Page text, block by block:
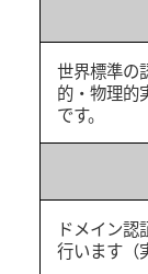
世界標準の
的・物理的
です。
ドメイン
行います（